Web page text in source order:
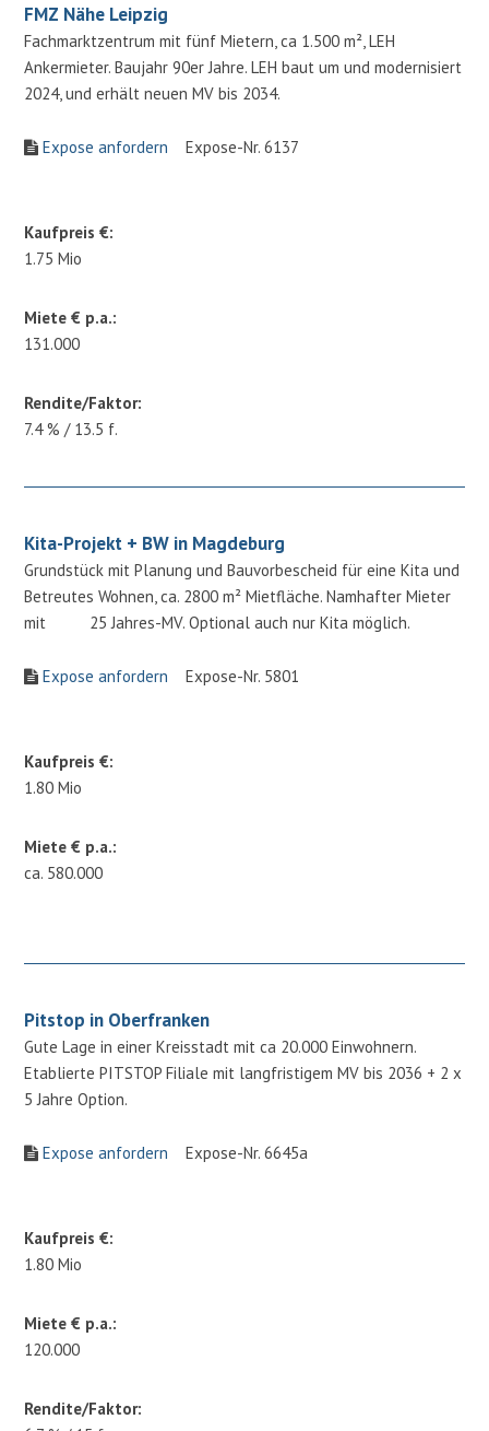
FMZ Nähe Leipzig
Fachmarktzentrum mit fünf Mietern, ca 1.500 m², LEH
Ankermieter. Baujahr 90er Jahre. LEH baut um und modernisiert
2024, und erhält neuen MV bis 2034.
Expose anfordern Expose-Nr. 6137
Kaufpreis €:
1.75 Mio
Miete € p.a.:
131.000
Rendite/Faktor:
7.4 % / 13.5 f.
Kita-Projekt + BW in Magdeburg
Grundstück mit Planung und Bauvorbescheid für eine Kita und
Betreutes Wohnen, ca. 2800 m² Mietfläche. Namhafter Mieter
mit 25 Jahres-MV. Optional auch nur Kita möglich.
Expose anfordern Expose-Nr. 5801
Kaufpreis €:
1.80 Mio
Miete € p.a.:
ca. 580.000
Pitstop in Oberfranken
Gute Lage in einer Kreisstadt mit ca 20.000 Einwohnern.
Etablierte PITSTOP Filiale mit langfristigem MV bis 2036 + 2 x
5 Jahre Option.
Expose anfordern Expose-Nr. 6645a
Kaufpreis €:
1.80 Mio
Miete € p.a.:
120.000
Rendite/Faktor: